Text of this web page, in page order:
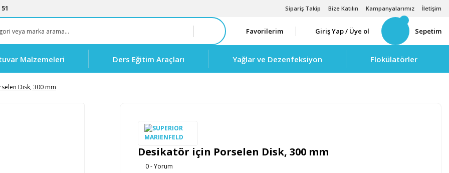
Sipariş Takip Bize Katılın Kampanyalarımız İletişim
Favorilerim Giriş Yap / Üye ol Sepetim
Malzemeleri Ders Eğitim Araçları Yağlar ve Dezenfeksiyon Flokülatörler
Disk, 300 mm
Desikatör için Porselen Disk, 300 mm
0 - Yorum